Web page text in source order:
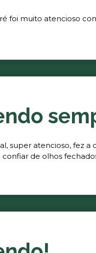
foi muito atencioso
super atencioso, fez
de olhos